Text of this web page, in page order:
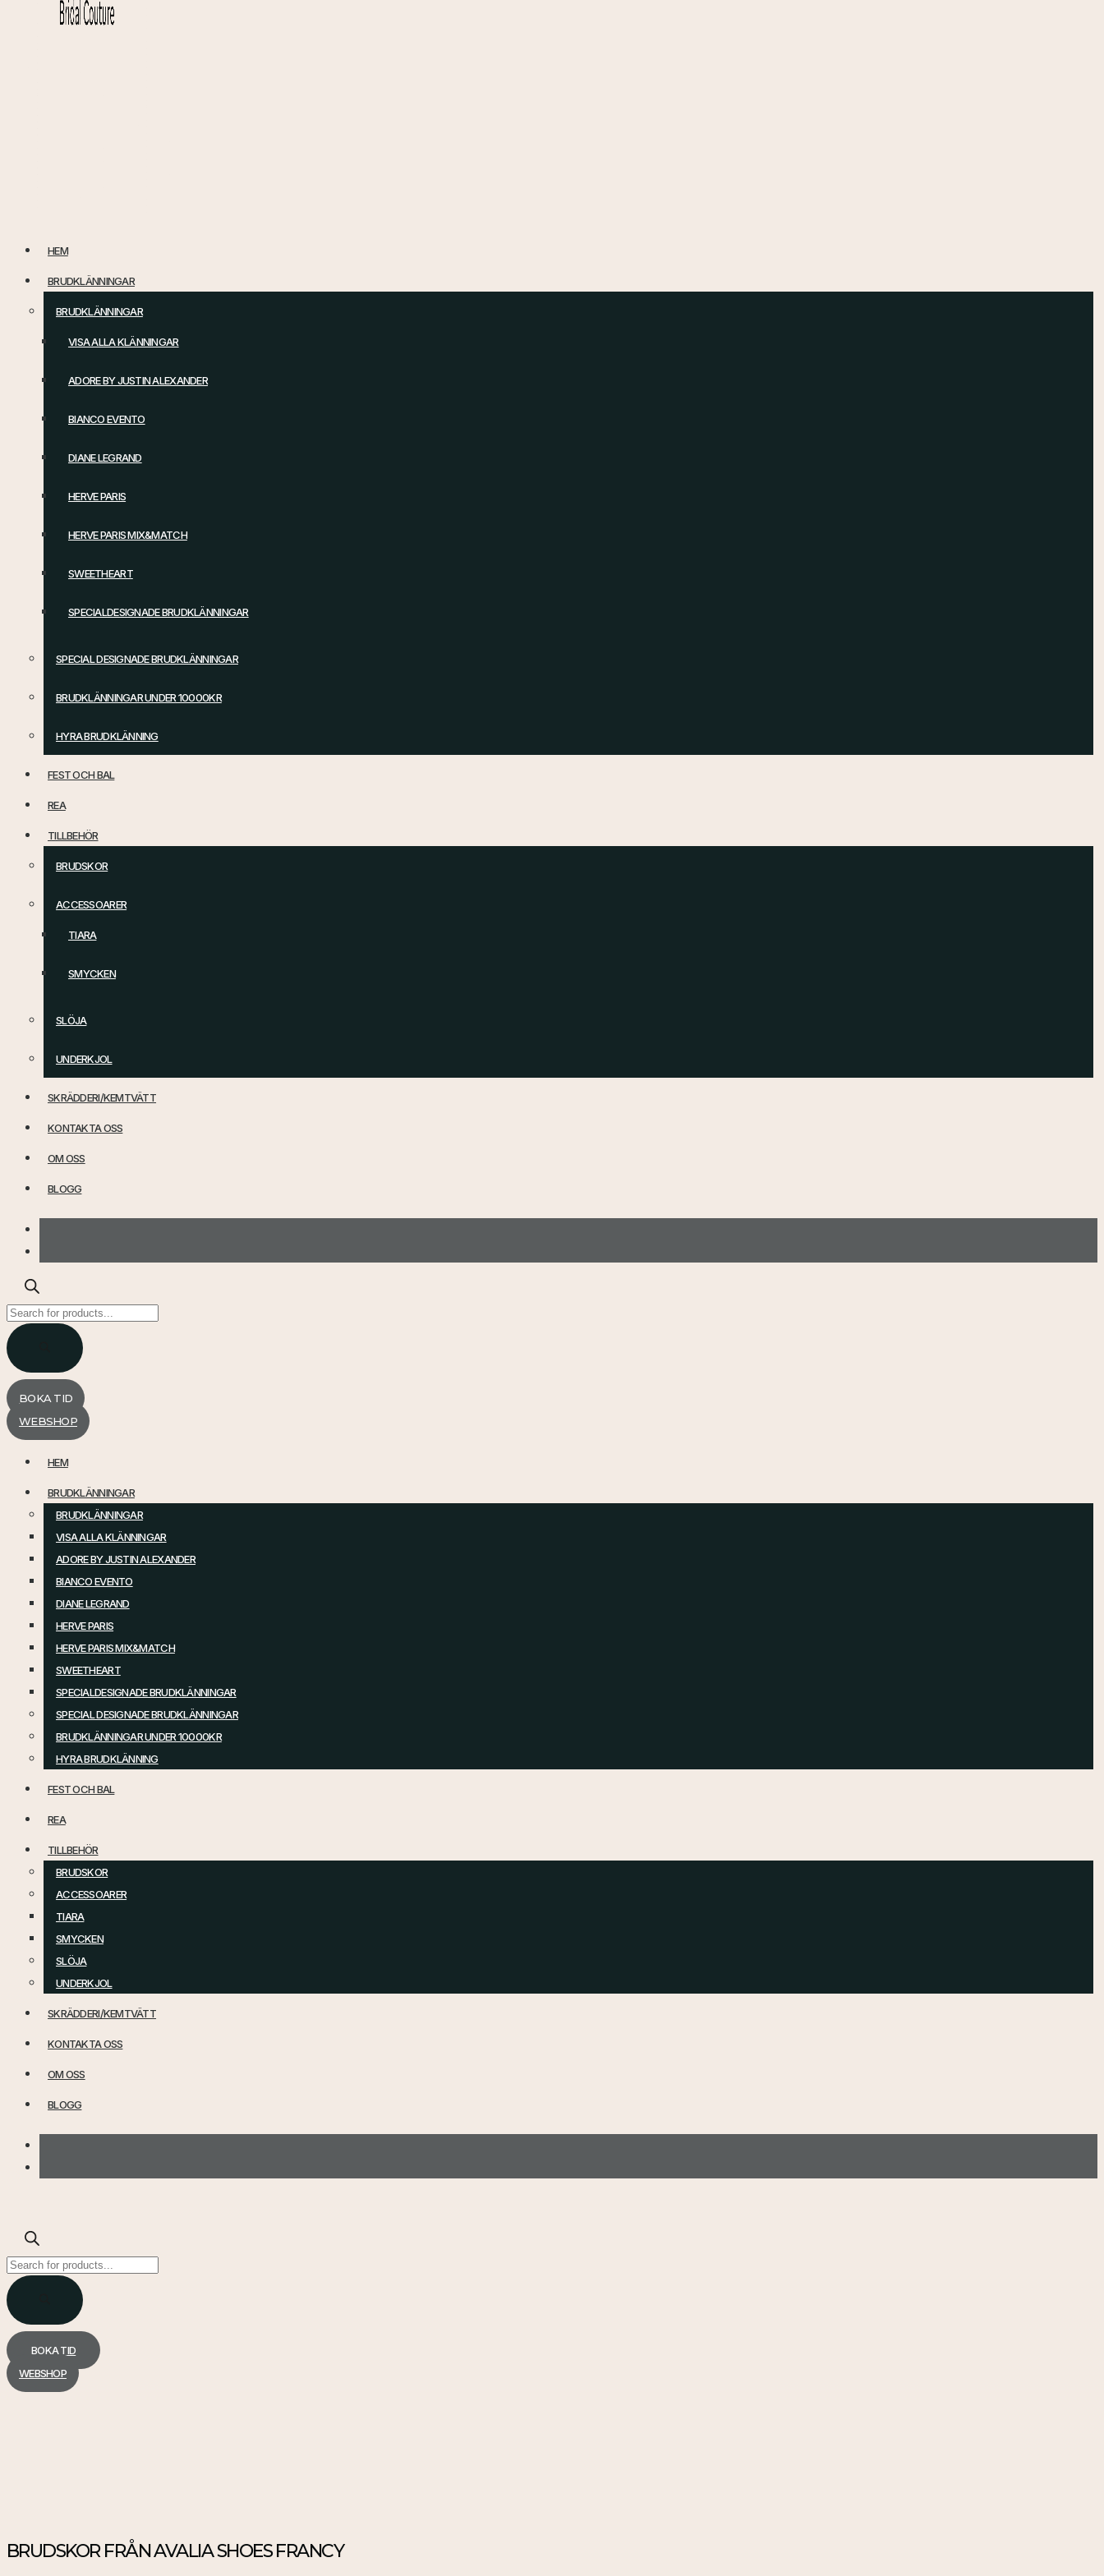
HEM
BRUDKLÄNNINGAR
BRUDKLÄNNINGAR
VISA ALLA KLÄNNINGAR
ADORE BY JUSTIN ALEXANDER
BIANCO EVENTO
DIANE LEGRAND
HERVE PARIS
HERVE PARIS MIX&MATCH
SWEETHEART
SPECIALDESIGNADE BRUDKLÄNNINGAR
SPECIAL DESIGNADE BRUDKLÄNNINGAR
BRUDKLÄNNINGAR UNDER 10000KR
HYRA BRUDKLÄNNING
FEST OCH BAL
REA
TILLBEHÖR
BRUDSKOR
ACCESSOARER
TIARA
SMYCKEN
SLÖJA
UNDERKJOL
SKRÄDDERI/KEMTVÄTT
KONTAKTA OSS
OM OSS
BLOGG
Products
search
BOKA TID
WEBSHOP
HEM
BRUDKLÄNNINGAR
BRUDKLÄNNINGAR
VISA ALLA KLÄNNINGAR
ADORE BY JUSTIN ALEXANDER
BIANCO EVENTO
DIANE LEGRAND
HERVE PARIS
HERVE PARIS MIX&MATCH
SWEETHEART
SPECIALDESIGNADE BRUDKLÄNNINGAR
SPECIAL DESIGNADE BRUDKLÄNNINGAR
BRUDKLÄNNINGAR UNDER 10000KR
HYRA BRUDKLÄNNING
FEST OCH BAL
REA
TILLBEHÖR
BRUDSKOR
ACCESSOARER
TIARA
SMYCKEN
SLÖJA
UNDERKJOL
SKRÄDDERI/KEMTVÄTT
KONTAKTA OSS
OM OSS
BLOGG
Products
search
BOKA TID
WEBSHOP
BRUDSKOR FRÅN AVALIA SHOES FRANCY